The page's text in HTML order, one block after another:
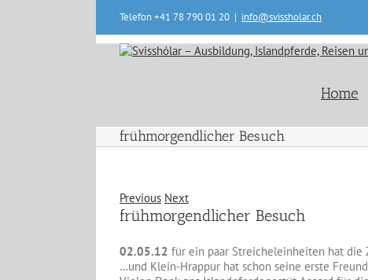
Telefon +41 78 790 01 20 | info@svissholar.ch
Home
frühmorgendlicher Besuch
Previous Next
frühmorgendlicher Besuch
02.05.12 für ein paar Streicheleinheiten hat die
…und Klein-Hrappur hat schon seine erste